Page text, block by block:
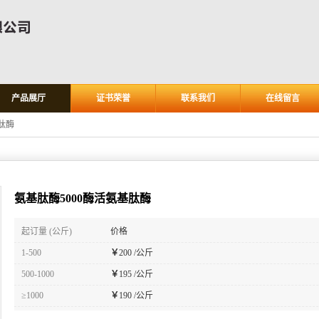
产品展厅 证书荣誉 联系我们 在线留言
酶
氨基肽酶5000酶活氨基肽酶
起订量 (公斤) 价格
1-500 ￥200 /公斤
500-1000 ￥ 195 /公斤
≥1000 ￥ 190 /公斤